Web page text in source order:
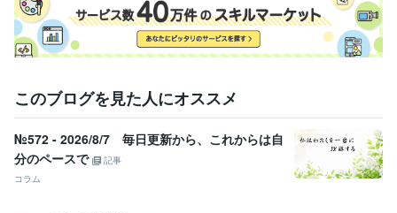
このブログを見た人にオススメ
№572 - 2026/8/7 毎日更新から、これからは自
分のペースで
記事
コラム